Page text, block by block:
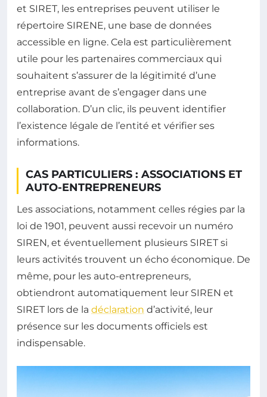
et SIRET, les entreprises peuvent utiliser le
répertoire SIRENE, une base de données
accessible en ligne. Cela est particulièrement
utile pour les partenaires commerciaux qui
souhaitent s’assurer de la légitimité d’une
entreprise avant de s’engager dans une
collaboration. D’un clic, ils peuvent identifier
l’existence légale de l’entité et vérifier ses
informations.
CAS PARTICULIERS : ASSOCIATIONS ET
AUTO-ENTREPRENEURS
Les associations, notamment celles régies par la
loi de 1901, peuvent aussi recevoir un numéro
SIREN, et éventuellement plusieurs SIRET si
leurs activités trouvent un écho économique. De
même, pour les auto-entrepreneurs,
obtiendront automatiquement leur SIREN et
SIRET lors de la déclaration d’activité, leur
présence sur les documents officiels est
indispensable.